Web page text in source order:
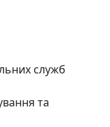
служб
та